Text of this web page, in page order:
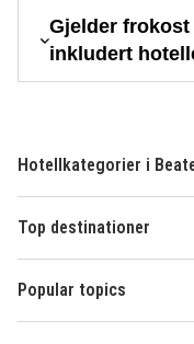
Gjelder
inkludert
Hotellkategorier i
Top destinationer
Popular topics